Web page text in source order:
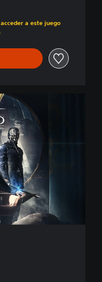
de US$29.99
a este juego